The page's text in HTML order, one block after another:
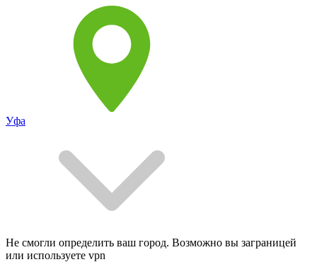
Уфа
Не смогли определить ваш город. Возможно вы заграницей
или используете vpn